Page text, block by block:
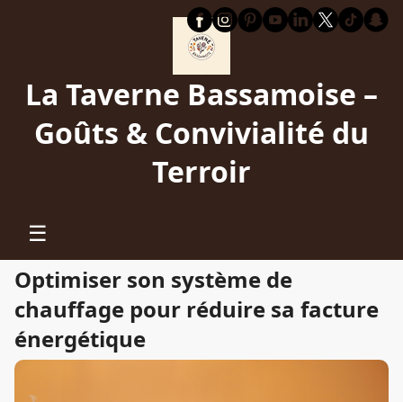
La Taverne Bassamoise –
Goûts & Convivialité du
Terroir
☰
Optimiser son système de
chauffage pour réduire sa facture
énergétique